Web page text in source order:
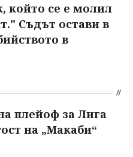
който се е молил
Съдът остави в
в
плейоф за Лига
на „Макаби“